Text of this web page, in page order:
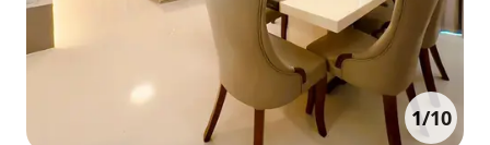
1/10